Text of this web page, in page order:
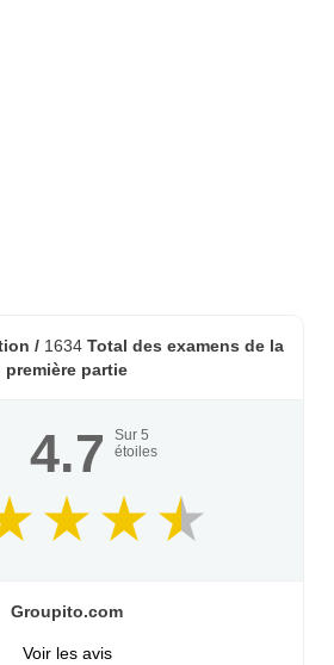
/ 1634 Total des examens de la
première partie
4.7 Sur 5
étoiles
Groupito.com
Voir les avis